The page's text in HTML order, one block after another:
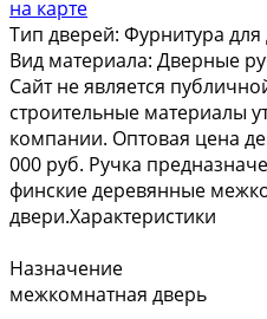
на карте
Тип дверей: Фурнитура для
Вид материала: Дверные
Сайт не является
строительные материалы
компании. Оптовая цена
000 руб. Ручка
финские деревянные
двери.Характеристики
Назначение
межкомнатная дверь